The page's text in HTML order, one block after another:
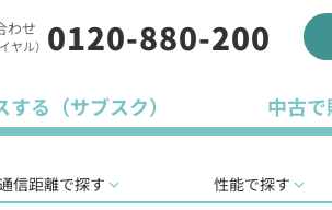
わせ
ヤル） 0120-880-200
する（サブスク） 中古
信距離で探す 性能で探す